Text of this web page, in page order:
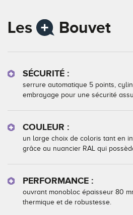
Les Bouvet
SÉCURITÉ :
serrure automatique 5 points,
embrayage pour une sécurité
COULEUR :
un large choix de coloris tant en
grâce au nuancier RAL qui
PERFORMANCE :
ouvrant monobloc épaisseur 80
thermique et de robustesse.